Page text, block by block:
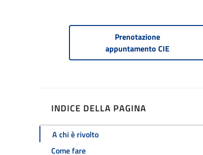
Prenotazione
appuntamento CIE
INDICE DELLA PAGINA
A chi è rivolto
Come fare